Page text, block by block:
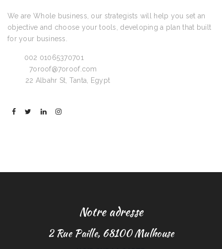
We are Whole business, our strategists will help you set an
objective and choose your tools, developing a plan that built
for your business.
002 01065370701
7oroof@7oroof.com
22 Albahr St, Tanta, Egypt
Notre adresse
2 Rue Paille, 68100 Mulhouse